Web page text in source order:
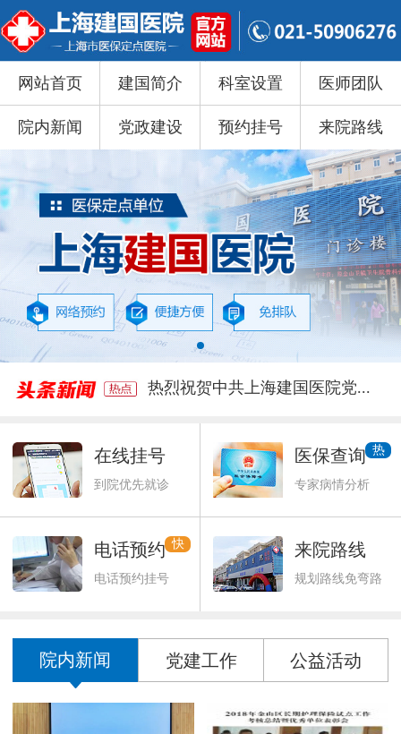
网站首页 建国简介 科室设置 医师团队
院内新闻 党政建设 预约挂号 来院路线
热烈祝贺中共上海建国医院党...
在线挂号
到院优先就诊
医保查询
专家病情分析
热
电话预约
电话预约挂号
快 来院路线
规划路线免弯路
院内新闻 党建工作 公益活动